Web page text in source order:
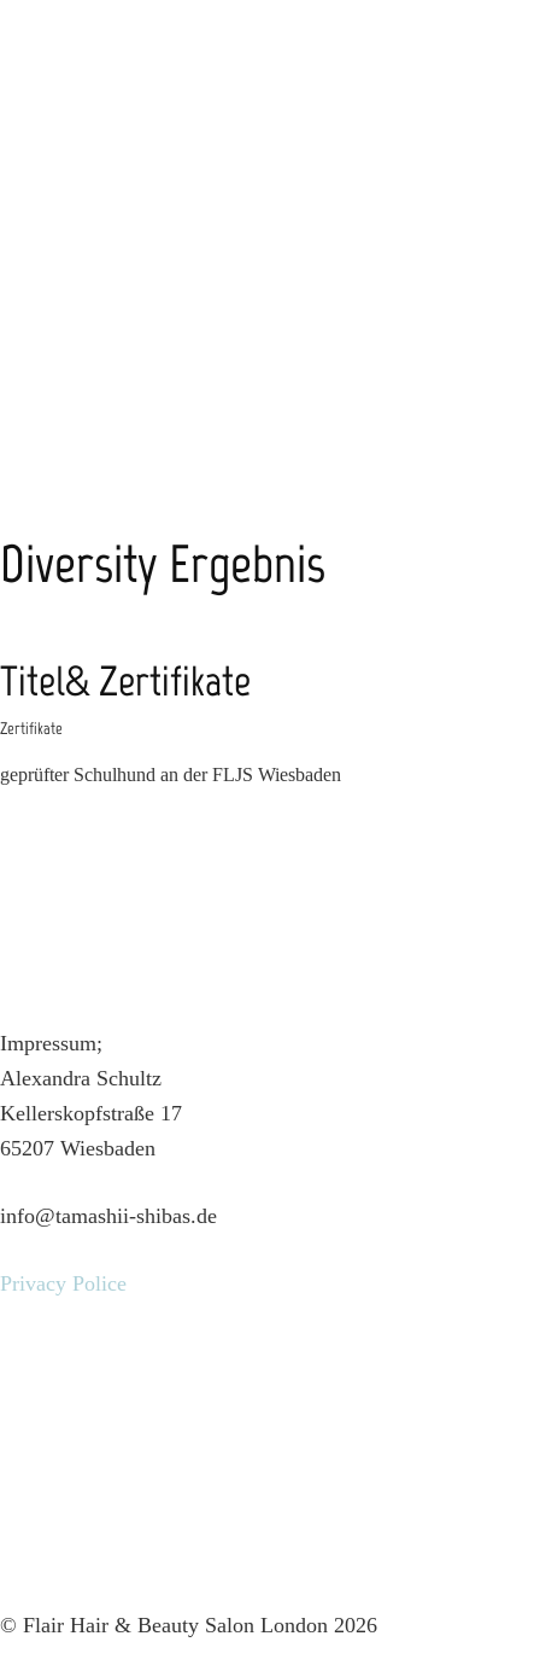
Diversity Ergebnis
Titel& Zertifikate
Zertifikate
geprüfter Schulhund an der FLJS Wiesbaden
Impressum;
Alexandra Schultz
Kellerskopfstraße 17
65207 Wiesbaden
info@tamashii-shibas.de
Privacy Police
© Flair Hair & Beauty Salon London 2026